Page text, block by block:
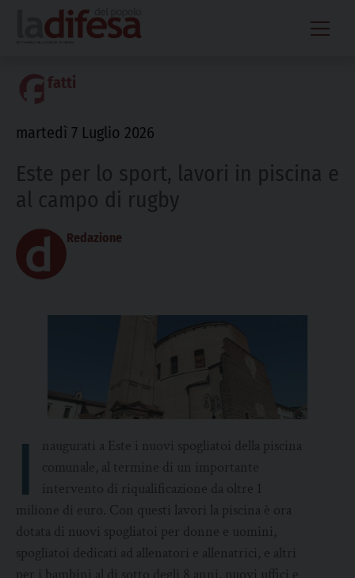
content
fatti
martedì 7 Luglio 2026
Este per lo sport, lavori in piscina e
al campo di rugby
Redazione
I
naugurati a Este i nuovi spogliatoi della piscina
comunale, al termine di un importante
intervento di riqualificazione da oltre 1
milione di euro. Con questi lavori la piscina è ora
dotata di nuovi spogliatoi per donne e uomini,
spogliatoi dedicati ad allenatori e allenatrici, e altri